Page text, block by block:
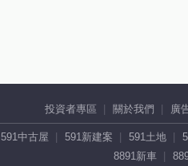
投資者專區 關於我們 廣
591中古屋 591新建案 591土地
8891新車